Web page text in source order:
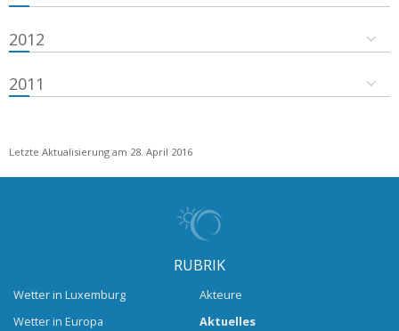
2012
2011
Letzte Aktualisierung am 28. April 2016
RUBRIK
Wetter in Luxemburg
Wetter in Europa
Akteure
Aktuelles